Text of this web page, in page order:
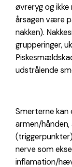
øvreryg og
årsagen være
nakken).
grupperinger,
udstrålende
Smerterne kan
armen/
nerve som
inflamation/